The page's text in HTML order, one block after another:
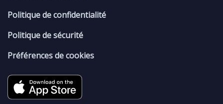
Politique de confidentialité
Politique de sécurité
Préférences de cookies